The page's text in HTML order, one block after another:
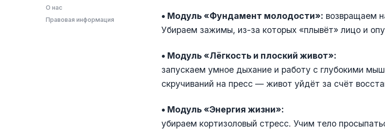
О нас
Правовая информация
• Модуль «Фундамент молодости»: возвращаем
Убираем зажимы, из-за которых «плывёт» лицо и
• Модуль «Лёгкость и плоский живот»:
запускаем умное дыхание и работу с глубокими
скручиваний на пресс — живот уйдёт за счёт
• Модуль «Энергия жизни»:
убираем кортизоловый стресс. Учим тело